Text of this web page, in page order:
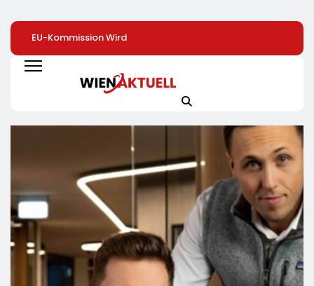
EU-Kommission Wird
Zur „Zentrale Der
Tierindustrie“ /
Tierschutzorganisation
Kommission Zur
Tierindustrie An
Preissenkung Im April:
Sofort Die Preise Auf
Schokolade Und Käse
CREMISEE, EXCELSIOR
Süßer Und Herzhafter
Genuss
Vernetzen Sich